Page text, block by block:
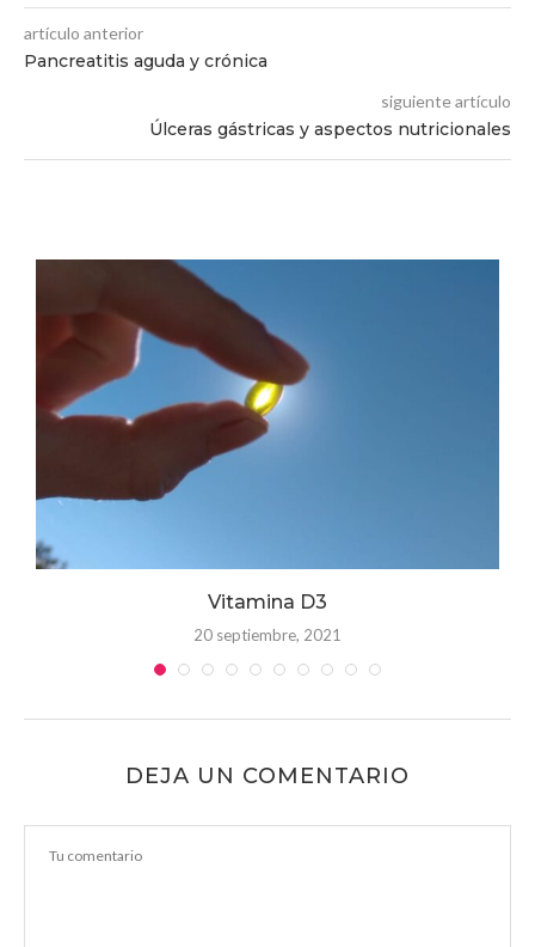
artículo anterior
Pancreatitis aguda y crónica
siguiente artículo
Úlceras gástricas y aspectos nutricionales
Vitamina D3
20 septiembre, 2021
DEJA UN COMENTARIO